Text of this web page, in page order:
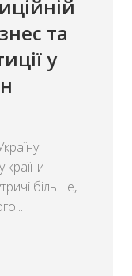
та
у
країни
більше,